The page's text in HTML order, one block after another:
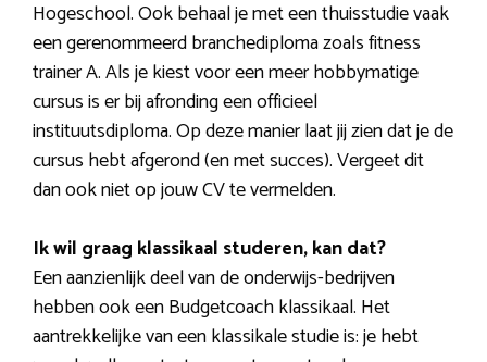
Hogeschool. Ook behaal je met een thuisstudie vaak
een gerenommeerd branchediploma zoals fitness
trainer A. Als je kiest voor een meer hobbymatige
cursus is er bij afronding een officieel
instituutsdiploma. Op deze manier laat jij zien dat je de
cursus hebt afgerond (en met succes). Vergeet dit
dan ook niet op jouw CV te vermelden.
Ik wil graag klassikaal studeren, kan dat?
Een aanzienlijk deel van de onderwijs-bedrijven
hebben ook een Budgetcoach klassikaal. Het
aantrekkelijke van een klassikale studie is: je hebt